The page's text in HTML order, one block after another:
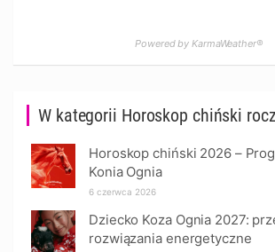
W kategorii Horoskop chiński
Horoskop chiński 2026 –
Konia Ognia
6 czerwca 2026
Dziecko Koza Ognia 2027:
rozwiązania energetyczne
Powered by KarmaWeather®